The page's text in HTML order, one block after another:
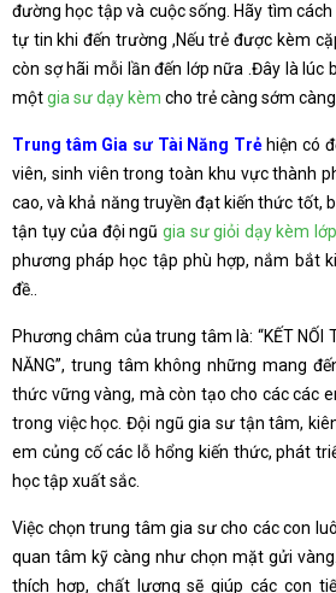
đường học tập và cuộc sống. Hãy tìm
tự tin khi đến trường ,Nếu trẻ được kèm
còn sợ hãi mỗi lần đến lớp nữa .Đây là lúc
mộtgia sư dạy kèm cho trẻ càng sớm
Trung tâm Gia sư Tài Năng Trẻhiện có
viên, sinh viên trong toàn khu vực thành
cao, và khả năng truyền đạt kiến thức tốt,
tận tụy của đội ngũ gia sư giỏi dạy kèm
phương pháp học tập phù hợp, nắm bắt
đề..
Phương châm của trung tâm là: “KẾT NỐI
NĂNG”, trung tâm không những mang
thức vững vàng, mà còn tạo cho các các
trong việc học. Đội ngũ gia sư tận tâm,
em củng cố các lỗ hổng kiến thức, phát
học tập xuất sắc.
Việc chọn trung tâm gia sư cho các con
quan tâm kỹ càng như chọn mặt gửi
thích hợp, chất lượng sẽ giúp các con